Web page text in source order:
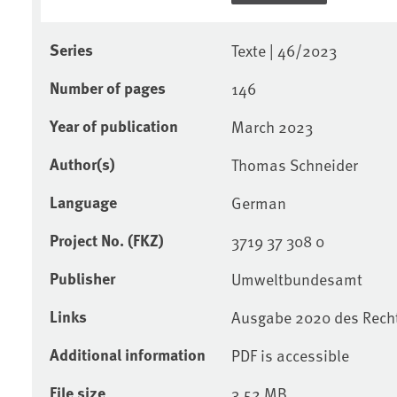
Series Texte | 46/2023
Number of pages 146
Year of publication March 2023
Author(s) Thomas Schneider
Language German
Project No. (FKZ) 3719 37 308 0
Publisher Umweltbundesamt
Links Ausgabe 2020 des
Additional information PDF is accessible
File size